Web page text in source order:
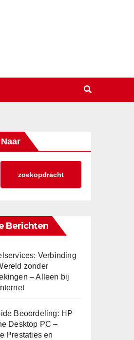
zoekopdracht
Berichten
Verbinding
zonder
– Alleen bij
Beoordeling: HP
Desktop PC –
Prestaties en